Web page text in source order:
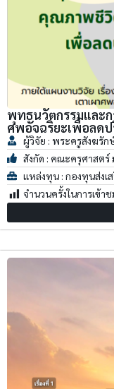
พุทธนวัตกรรมและ
ศพอัจฉริยะเพื่อลดป
ผู้วิจัย : พระครูสังฆรั
สังกัด : คณะครุศาสต
แหล่งทุน : กองทุนส่งเ
จำนวนครั้งในการเข้าช